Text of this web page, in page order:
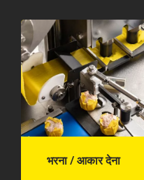
भरना / आकार देना